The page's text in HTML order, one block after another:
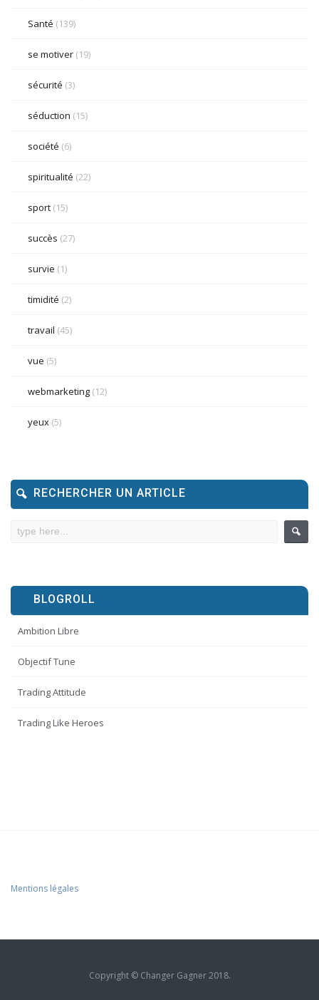
Santé (139)
se motiver (19)
sécurité (3)
séduction (15)
société (6)
spiritualité (22)
sport (15)
succès (27)
survie (1)
timidité (2)
travail (45)
vue (5)
webmarketing (12)
yeux (5)
RECHERCHER UN ARTICLE
BLOGROLL
Ambition Libre
Objectif Tune
Trading Attitude
Trading Like Heroes
Mentions légales
Copyright © Changer Gagner 2018.